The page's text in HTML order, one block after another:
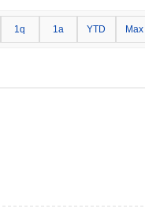
1q 1a YTD Max